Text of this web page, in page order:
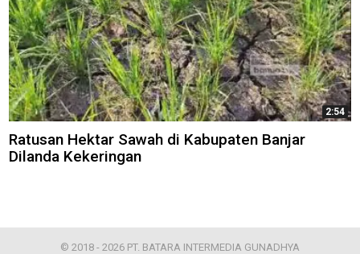
2:54
Ratusan Hektar Sawah di Kabupaten Banjar
Dilanda Kekeringan
© 2018 - 2026 PT. BATARA INTERMEDIA GUNADHYA